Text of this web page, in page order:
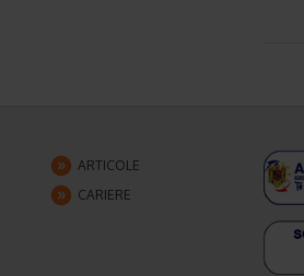
ARTICOLE
CARIERE